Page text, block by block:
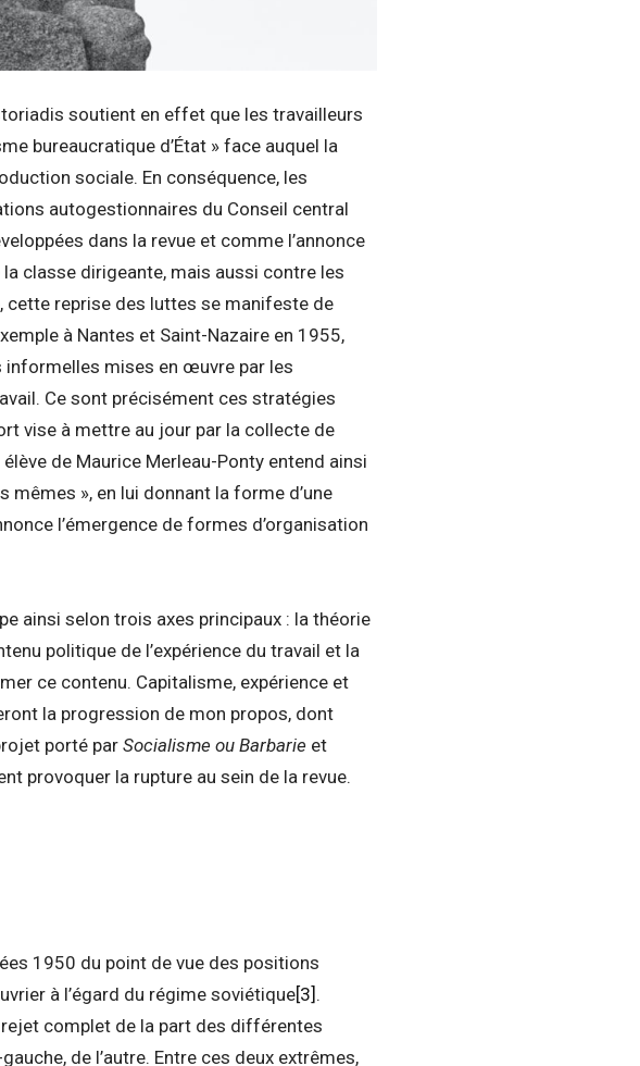
soutient en effet que les travailleurs
bureaucratique d’État » face auquel la
sociale. En conséquence, les
autogestionnaires du Conseil central
dans la revue et comme l’annonce
classe dirigeante, mais aussi contre les
cette reprise des luttes se manifeste de
à Nantes et Saint-Nazaire en 1955,
mises en œuvre par les
Ce sont précisément ces stratégies
vise à mettre au jour par la collecte de
de Maurice Merleau-Ponty entend ainsi
mêmes », en lui donnant la forme d’une
l’émergence de formes d’organisation
ainsi selon trois axes principaux : la théorie
politique de l’expérience du travail et la
ce contenu. Capitalisme, expérience et
la progression de mon propos, dont
porté parSocialisme ou Barbarie et
provoquer la rupture au sein de la revue.
1950 du point de vue des positions
à l’égard du régime soviétique[3] .
complet de la part des différentes
de l’autre. Entre ces deux extrêmes,